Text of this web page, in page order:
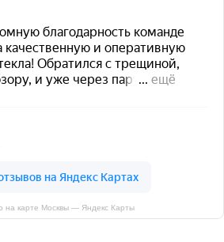
на карте Москвы — Яндекс Карты